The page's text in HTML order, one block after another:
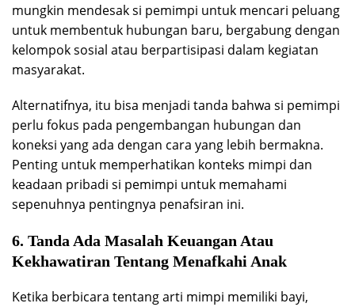
mungkin mendesak si pemimpi untuk mencari peluang
untuk membentuk hubungan baru, bergabung dengan
kelompok sosial atau berpartisipasi dalam kegiatan
masyarakat.
Alternatifnya, itu bisa menjadi tanda bahwa si pemimpi
perlu fokus pada pengembangan hubungan dan
koneksi yang ada dengan cara yang lebih bermakna.
Penting untuk memperhatikan konteks mimpi dan
keadaan pribadi si pemimpi untuk memahami
sepenuhnya pentingnya penafsiran ini.
6. Tanda Ada Masalah Keuangan Atau
Kekhawatiran Tentang Menafkahi Anak
Ketika berbicara tentang arti mimpi memiliki bayi,